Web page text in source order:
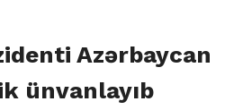
Azərbaycan
ünvanlayıb